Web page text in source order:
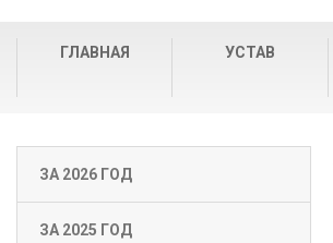
ГЛАВНАЯ УСТАВ
ЗА 2026 ГОД
ЗА 2025 ГОД